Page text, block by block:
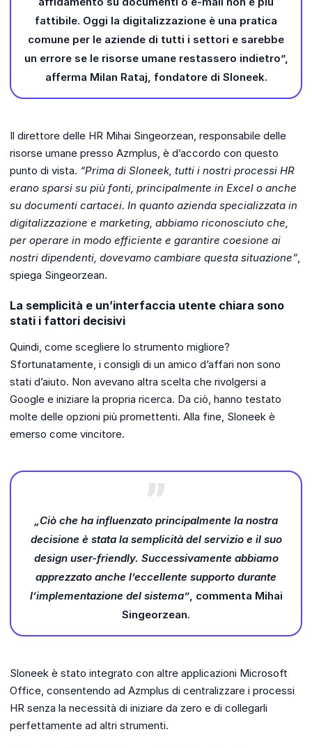
fattibile. Oggi la digitalizzazione è una pratica
comune per le aziende di tutti i settori e sarebbe
un errore se le risorse umane restassero indietro”,
afferma Milan Rataj, fondatore di Sloneek.
Il direttore delle HR Mihai Singeorzean, responsabile delle
risorse umane presso Azmplus, è d’accordo con questo
punto di vista. “Prima di Sloneek, tutti i nostri processi HR
erano sparsi su più fonti, principalmente in Excel o anche
su documenti cartacei. In quanto azienda specializzata in
digitalizzazione e marketing, abbiamo riconosciuto che,
per operare in modo efficiente e garantire coesione ai
nostri dipendenti, dovevamo cambiare questa situazione”,
spiega Singeorzean.
La semplicità e un’interfaccia utente chiara sono
stati i fattori decisivi
Quindi, come scegliere lo strumento migliore?
Sfortunatamente, i consigli di un amico d’affari non sono
stati d’aiuto. Non avevano altra scelta che rivolgersi a
Google e iniziare la propria ricerca. Da ciò, hanno testato
molte delle opzioni più promettenti. Alla fine, Sloneek è
emerso come vincitore.
„Ciò che ha influenzato principalmente la nostra
decisione è stata la semplicità del servizio e il suo
design user-friendly. Successivamente abbiamo
apprezzato anche l’eccellente supporto durante
l’implementazione del sistema”, commenta Mihai
Singeorzean.
Sloneek è stato integrato con altre applicazioni Microsoft
Office, consentendo ad Azmplus di centralizzare i processi
HR senza la necessità di iniziare da zero e di collegarli
perfettamente ad altri strumenti.